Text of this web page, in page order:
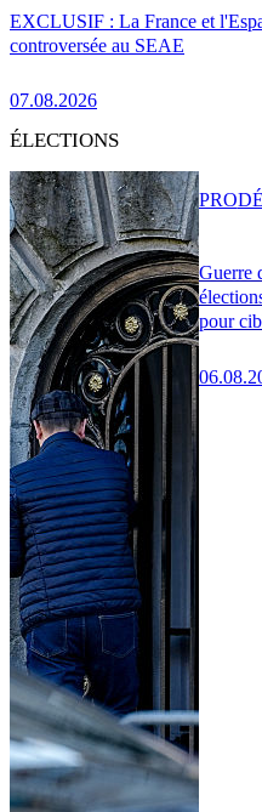
EXCLUSIF : La France et
controversée au SEAE
07.08.2026
ÉLECTIONS
Guerre
pour
PRO